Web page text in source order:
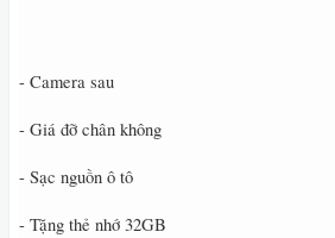
- Camera sau
- Giá đỡ chân không
- Sạc nguồn ô tô
- Tặng thẻ nhớ 32GB